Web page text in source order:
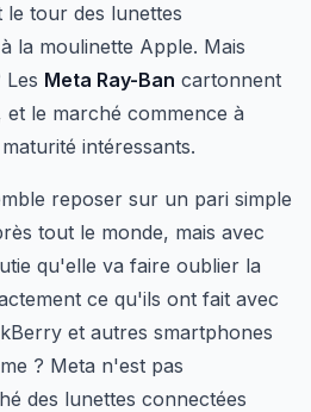
le tour des lunettes
la moulinette Apple. Mais
Meta Ray-Ban cartonnent
le marché commence à
intéressants.
reposer sur un pari simple
tout le monde, mais avec
qu'elle va faire oublier la
ce qu'ils ont fait avec
et autres smartphones
? Meta n'est pas
des lunettes connectées